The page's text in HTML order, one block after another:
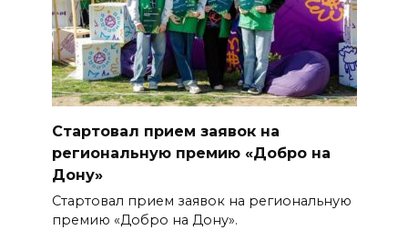
Стартовал прием заявок на
региональную премию «Добро на
Дону»
Стартовал прием заявок на региональную
премию «Добро на Дону».